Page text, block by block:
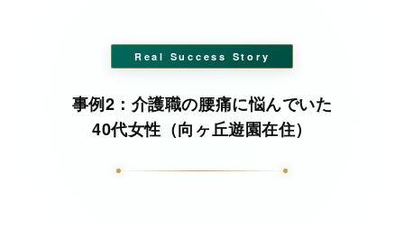
Real Success Story
事例2：介護職の腰痛に悩んでいた
40代女性（向ヶ丘遊園在住）